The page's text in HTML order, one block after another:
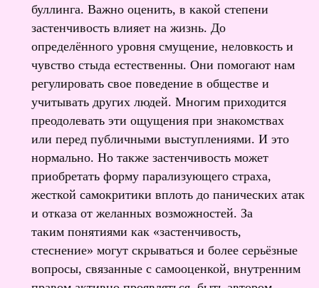
буллинга. Важно оценить, в какой степени
застенчивость влияет на жизнь. До
определённого уровня смущение, неловкость и
чувство стыда естественны. Они помогают нам
регулировать свое поведение в обществе и
учитывать других людей. Многим приходится
преодолевать эти ощущения при знакомствах
или перед публичными выступлениями. И это
нормально. Но также застенчивость может
приобретать форму парализующего страха,
жесткой самокритики вплоть до панических атак
и отказа от желанных возможностей. За
таким понятиями как «застенчивость,
стеснение» могут скрываться и более серьёзные
вопросы, связанные с самооценкой, внутренним
Подписывайтесь на
нас в Telegram